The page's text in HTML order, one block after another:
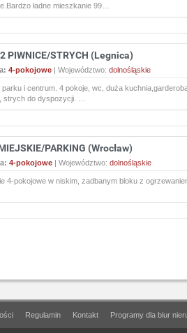
ładne mieszkanie 99…
PIWNICE/STRYCH (Legnica)
4-pokojowe | Województwo: dolnośląskie
i centrum. 4 pokoje, wc, duża
strych do dyspozycji. …
PARKING (Wrocław)
4-pokojowe | Województwo: dolnośląskie
4-pokojowe w niskim, zadbanym bloku z
Regulamin Kontakt Programy dla biur